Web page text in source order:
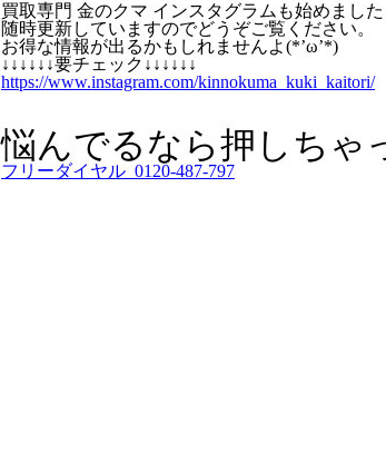
買取専門 金のクマ インスタグラムも始めました
随時更新していますのでどうぞご覧ください。
お得な情報が出るかもしれませんよ(*’ω’*)
↓↓↓↓↓↓要チェック↓↓↓↓↓↓
https://www.instagram.com/kinnokuma_kuki_kaitori/
悩んでるなら押しちゃ
フリーダイヤル 0120-487-797